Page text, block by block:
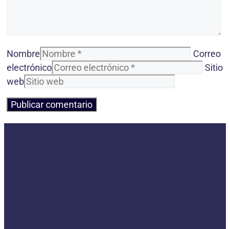
Nombre
Correo
electrónico
Sitio
web